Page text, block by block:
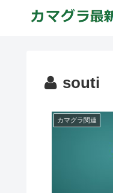
souti
カマグラ関連